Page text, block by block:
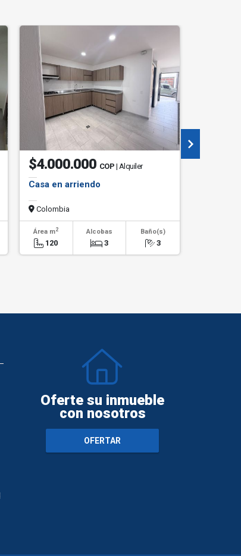
$4.000.000 COP | Alquiler
Casa en arriendo
Colombia
Área m2
120
Alcobas
3
Baño(s)
3
Oferte su inmueble
con nosotros
OFERTAR